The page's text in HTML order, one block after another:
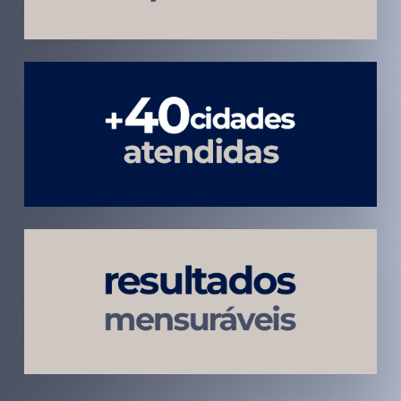
Atendimento
em todo
Brasil
Estratégias
Voltadas a
Conversão